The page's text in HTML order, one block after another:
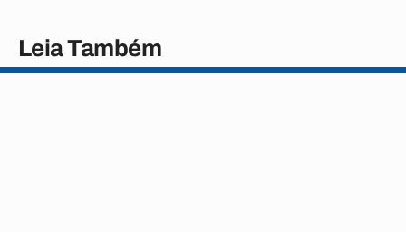
Leia Também